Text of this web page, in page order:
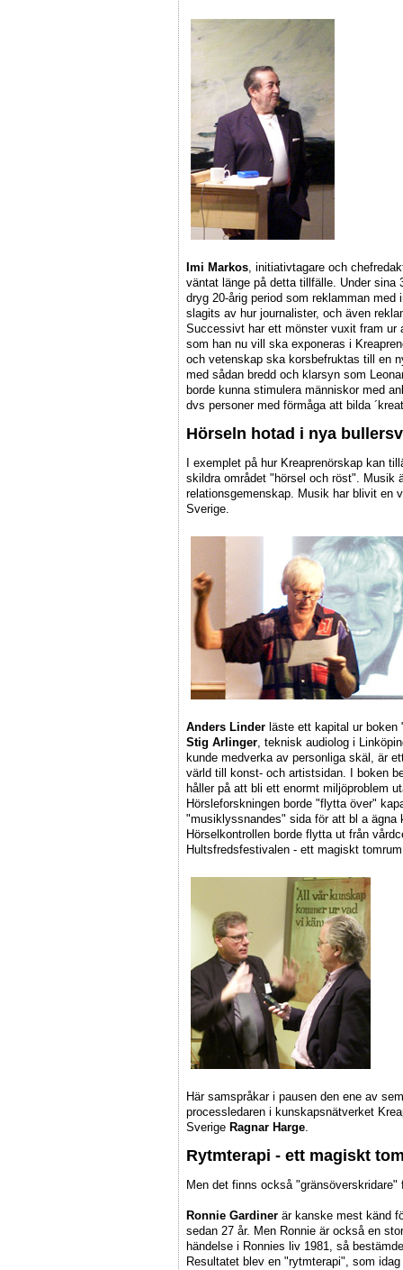
Imi Markos, initiativtagare och
väntat länge på detta tillfälle. Under sina
dryg 20-årig period som reklamman
slagits av hur journalister, och även
Successivt har ett mönster vuxit fram ur
som han nu vill ska exponeras i
och vetenskap ska korsbefruktas till en
med sådan bredd och klarsyn som
borde kunna stimulera människor med
dvs personer med förmåga att bilda
Hörseln hotad i nya
I exemplet på hur Kreaprenörskap kan
skildra området "hörsel och röst". Musik
relationsgemenskap. Musik har blivit en
Sverige.
Anders Linder läste ett kapital ur
Stig Arlinger, teknisk audiolog i
kunde medverka av personliga skäl, är
värld till konst- och artistsidan. I boken
håller på att bli ett enormt miljöproblem
Hörsleforskningen borde "flytta över"
"musiklyssnandes" sida för att bl a ägna
Hörselkontrollen borde flytta ut från
Hultsfredsfestivalen - ett magiskt
Här samspråkar i pausen den ene av
processledaren i kunskapsnätverket
Sverige Ragnar Harge.
Rytmterapi - ett magiskt
Men det finns också
Ronnie Gardiner är kanske mest känd
sedan 27 år. Men Ronnie är också en
händelse i Ronnies liv 1981, så
Resultatet blev en "rytmterapi", som